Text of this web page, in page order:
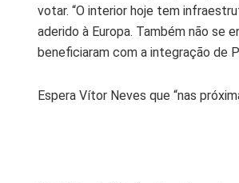
votar. “O interior hoje tem
aderido à Europa. Também não se
beneficiaram com a integração de
Espera Vítor Neves que “nas